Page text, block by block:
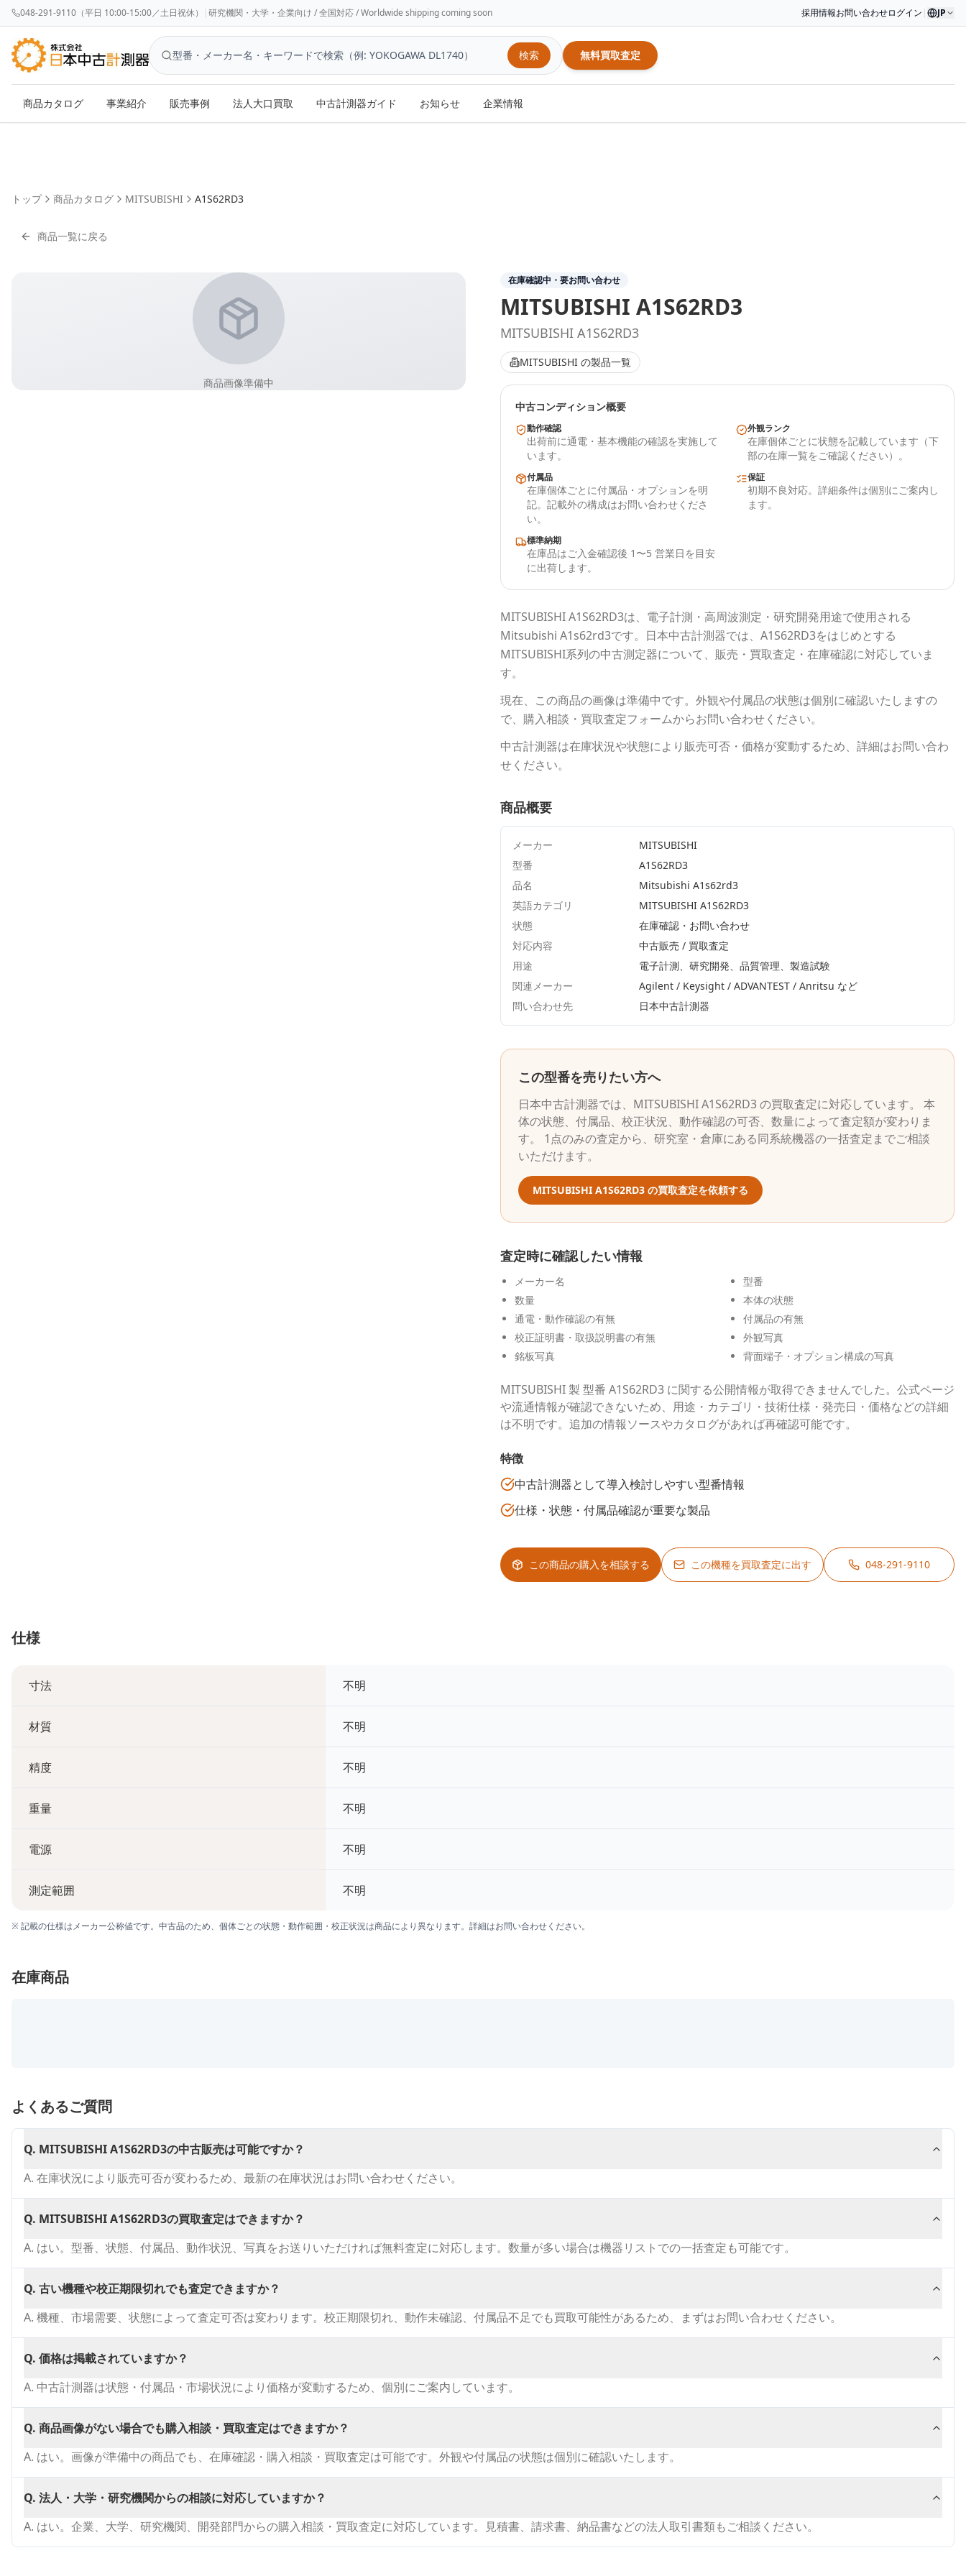
048-291-9110（平日 10:00-15:00／土日祝休） |研究機関・大学・企業向け / 全国対応 / Worldwide shipping coming soon 採用情報お問い合わせログイン | JP
検索 無料買取査定
商品カタログ 事業紹介 販売事例 法人大口買取 中古計測器ガイド お知らせ 企業情報
トップ 商品カタログ MITSUBISHI A1S62RD3
商品一覧に戻る
商品画像準備中
在庫確認中・要お問い合わせ
MITSUBISHI A1S62RD3
MITSUBISHI A1S62RD3
MITSUBISHI の製品一覧
中古コンディション概要
動作確認
出荷前に通電・基本機能の確認を実施して
います。
外観ランク
在庫個体ごとに状態を記載しています（下
部の在庫一覧をご確認ください）。
付属品
在庫個体ごとに付属品・オプションを明
記。記載外の構成はお問い合わせくださ
い。
保証
初期不良対応。詳細条件は個別にご案内し
ます。
標準納期
在庫品はご入金確認後 1〜5 営業日を目安
に出荷します。
MITSUBISHIA1S62RD3は、電子計測・高周波測定・研究開発用途で使用される
Mitsubishi A1s62rd3です。 日本中古計測器では、 A1S62RD3をはじめとする
MITSUBISHI系列の中古測定器について、販売・買取査定・在庫確認に対応していま
す。
現在、この商品の画像は準備中です。外観や付属品の状態は個別に確認いたしますの
で、購入相談・買取査定フォームからお問い合わせください。
中古計測器は在庫状況や状態により販売可否・価格が変動するため、詳細はお問い合わ
せください。
商品概要
メーカー
MITSUBISHI
型番
A1S62RD3
品名
Mitsubishi A1s62rd3
英語カテゴリ
MITSUBISHI A1S62RD3
状態
在庫確認・お問い合わせ
対応内容
中古販売 / 買取査定
用途
電子計測、研究開発、品質管理、製造試験
関連メーカー
Agilent / Keysight / ADVANTEST / Anritsu など
問い合わせ先
日本中古計測器
この型番を売りたい方へ
日本中古計測器では、 MITSUBISHIA1S62RD3の買取査定に対応しています。 本
体の状態、付属品、校正状況、動作確認の可否、数量によって査定額が変わりま
す。 1点のみの査定から、研究室・倉庫にある同系統機器の一括査定までご相談
いただけます。
MITSUBISHI A1S62RD3 の買取査定を依頼する
査定時に確認したい情報
メーカー名
型番
数量
本体の状態
通電・動作確認の有無
付属品の有無
校正証明書・取扱説明書の有無
外観写真
銘板写真
背面端子・オプション構成の写真
MITSUBISHI 製 型番 A1S62RD3 に関する公開情報が取得できませんでした。公式ページ
や流通情報が確認できないため、用途・カテゴリ・技術仕様・発売日・価格などの詳細
は不明です。追加の情報ソースやカタログがあれば再確認可能です。
特徴
中古計測器として導入検討しやすい型番情報
仕様・状態・付属品確認が重要な製品
この商品の購入を相談する この機種を買取査定に出す 048-291-9110
仕様
寸法 不明
材質 不明
精度 不明
重量 不明
電源 不明
測定範囲 不明
※ 記載の仕様はメーカー公称値です。中古品のため、個体ごとの状態・動作範囲・校正状況は商品により異なります。詳細はお問い合わせください。
在庫商品
よくあるご質問
Q. MITSUBISHI A1S62RD3の中古販売は可能ですか？
A. 在庫状況により販売可否が変わるため、最新の在庫状況はお問い合わせください。
Q. MITSUBISHI A1S62RD3の買取査定はできますか？
A. はい。型番、状態、付属品、動作状況、写真をお送りいただければ無料査定に対応します。数量が多い場合は機器リストでの一括査定も可能です。
Q. 古い機種や校正期限切れでも査定できますか？
A. 機種、市場需要、状態によって査定可否は変わります。校正期限切れ、動作未確認、付属品不足でも買取可能性があるため、まずはお問い合わせください。
Q. 価格は掲載されていますか？
A. 中古計測器は状態・付属品・市場状況により価格が変動するため、個別にご案内しています。
Q. 商品画像がない場合でも購入相談・買取査定はできますか？
A. はい。画像が準備中の商品でも、在庫確認・購入相談・買取査定は可能です。外観や付属品の状態は個別に確認いたします。
Q. 法人・大学・研究機関からの相談に対応していますか？
A. はい。企業、大学、研究機関、開発部門からの購入相談・買取査定に対応しています。見積書、請求書、納品書などの法人取引書類もご相談ください。